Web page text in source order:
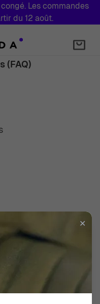
Les commandes
du 12 août.
(FAQ)
✕